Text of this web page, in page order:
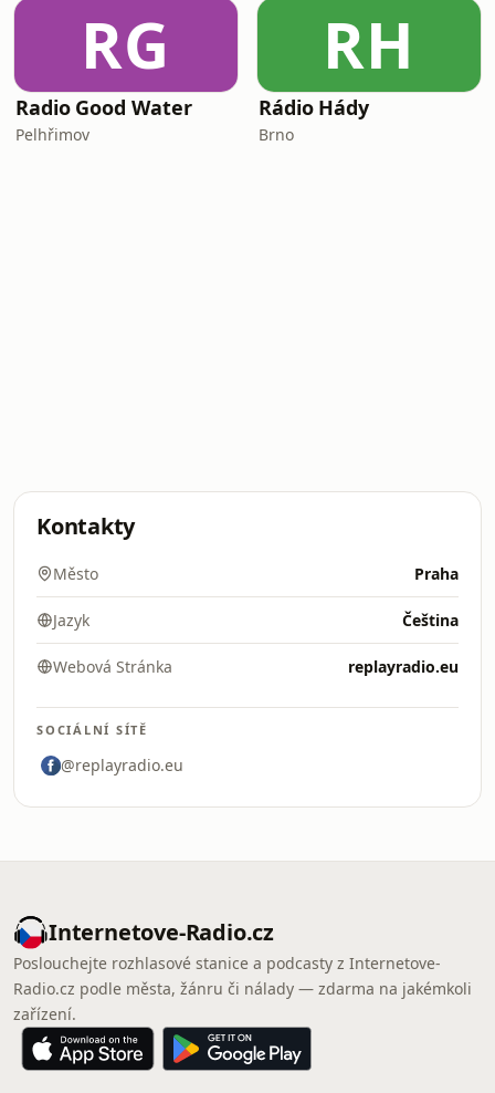
RG
Radio Good Water
Pelhřimov
RH
Rádio Hády
Brno
Kontakty
Město Praha
Jazyk Čeština
Webová Stránka replayradio.eu
SOCIÁLNÍ SÍTĚ
@replayradio.eu
Internetove-Radio.cz
Poslouchejte rozhlasové stanice a podcasty z Internetove-
Radio.cz podle města, žánru či nálady — zdarma na jakémkoli
zařízení.